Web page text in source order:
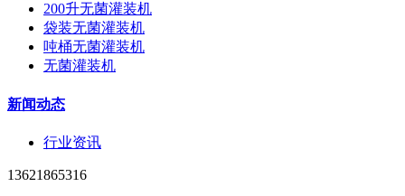
200升无菌灌装机
袋装无菌灌装机
吨桶无菌灌装机
无菌灌装机
新闻动态
行业资讯
13621865316